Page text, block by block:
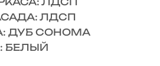
ЛДСП
ДУБ СОНОМА
БЕЛЫЙ